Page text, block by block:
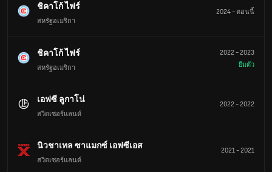
ชิคาโก้ ไฟร์
สหรัฐอเมริกา
2024- ตอนนี้
ชิคาโก้ ไฟร์
สหรัฐอเมริกา
2022-2023
ยืมตัว
เอฟซี ลูกาโน่
สวิตเซอร์แลนด์
2022-2022
นิวชาเทล ซาแมกซ์ เอฟซีเอส
สวิตเซอร์แลนด์
2021-2021